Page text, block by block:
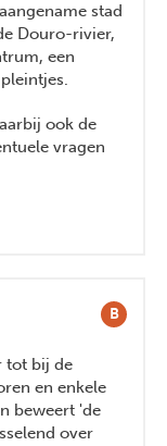
stad
Douro-rivier,
een
ook de
vragen
B
tot bij de
en enkele
beweert 'de
over